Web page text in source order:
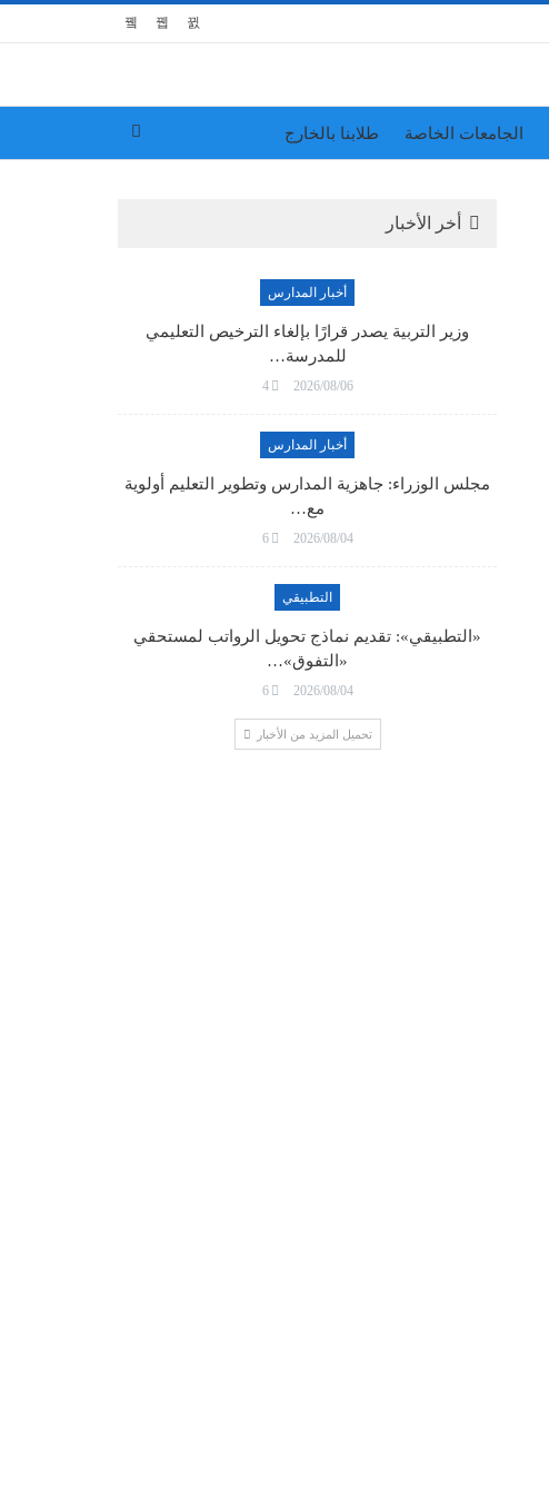
الجامعات الخاصة طلابنا بالخارج
أخر الأخبار
أخبار المدارس
وزير التربية يصدر قرارًا بإلغاء الترخيص التعليمي
للمدرسة…
2026/08/06
4
أخبار المدارس
مجلس الوزراء: جاهزية المدارس وتطوير التعليم أولوية
مع…
2026/08/04
6
التطبيقي
«التطبيقي»: تقديم نماذج تحويل الرواتب لمستحقي
«التفوق»…
2026/08/04
6
تحميل المزيد من الأخبار